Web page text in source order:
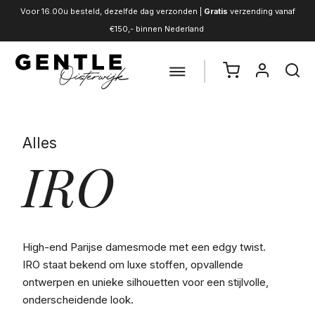
Voor 16.00u besteld, dezelfde dag verzonden | Gratis verzending vanaf
€150,- binnen Nederland
Alles
IRO
High-end Parijse damesmode met een edgy twist.
IRO staat bekend om luxe stoffen, opvallende
ontwerpen en unieke silhouetten voor een stijlvolle,
onderscheidende look.